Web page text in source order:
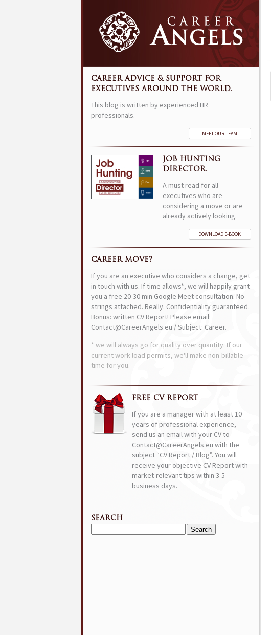
CAREER ADVICE & SUPPORT FOR
EXECUTIVES AROUND THE WORLD.
This blog is written by experienced HR
professionals.
MEET OUR TEAM
JOB HUNTING
DIRECTOR.
A must read for all
executives who are
considering a move or are
already actively looking.
DOWNLOAD E-BOOK
CAREER MOVE?
If you are an executive who considers a change, get
in touch with us. If time allows*, we will happily grant
you a free 20-30 min Google Meet consultation. No
strings attached. Really. Confidentiality guaranteed.
Bonus: written CV Report! Please email:
Contact@CareerAngels.eu / Subject: Career.
* we will always go for quality over quantity. If our
current work load permits, we'll make non-billable
time for you.
FREE CV REPORT
If you are a manager with at least 10
years of professional experience,
send us an email with your CV to
Contact@CareerAngels.eu with the
subject “CV Report / Blog”. You will
receive your objective CV Report with
market-relevant tips within 3-5
business days.
SEARCH
Search
for: